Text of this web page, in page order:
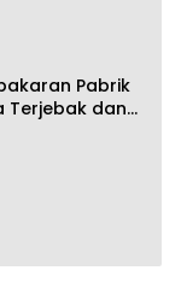
Pabrik
Terjebak dan